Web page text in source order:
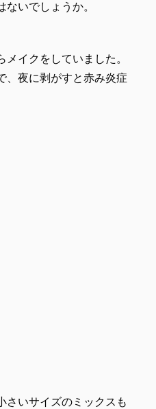
いでしょうか。
イクをしていました。
、夜に剥がすと赤み炎症
さいサイズのミックスも